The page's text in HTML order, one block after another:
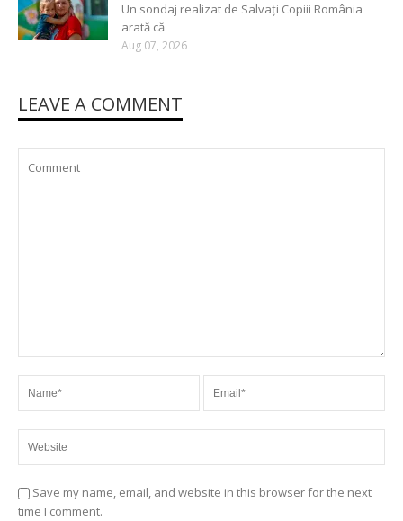
Un sondaj realizat de Salvați Copiii România
arată că
Aug 07, 2026
LEAVE A COMMENT
Save my name, email, and website in this browser for the next
time I comment.